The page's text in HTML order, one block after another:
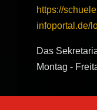
https://
infoportal.de/
Das
Montag -